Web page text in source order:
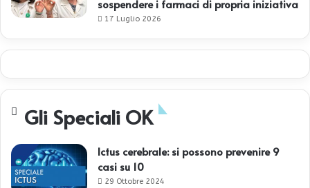
sospendere i farmaci di propria iniziativa
17 Luglio 2026
Gli Speciali OK
Ictus cerebrale: si possono prevenire 9
casi su 10
29 Ottobre 2024